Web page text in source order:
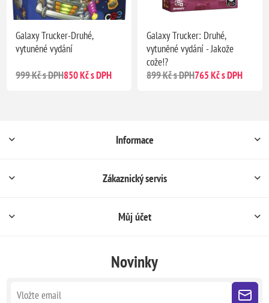
Galaxy Trucker-Druhé,
vytuněné vydání
999 Kč s DPH850 Kč s DPH
Galaxy Trucker: Druhé,
vytuněné vydání - Jakože
cože!?
899 Kč s DPH765 Kč s DPH
Informace
Zákaznický servis
Můj účet
Novinky